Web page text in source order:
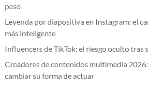
peso
Leyenda por diapositiva en Instagram: el
más inteligente
Influencers de TikTok: el riesgo oculto tras
Creadores de contenidos multimedia
cambiar su forma de actuar